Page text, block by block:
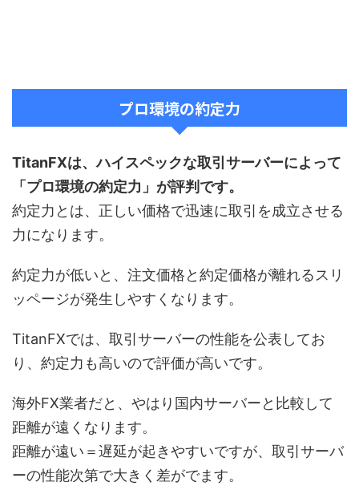
プロ環境の約定力
TitanFXは、ハイスペックな取引サーバーによって
「プロ環境の約定力」が評判です。
約定力とは、正しい価格で迅速に取引を成立させる
力になります。
約定力が低いと、注文価格と約定価格が離れるスリ
ッページが発生しやすくなります。
TitanFXでは、取引サーバーの性能を公表してお
り、約定力も高いので評価が高いです。
海外FX業者だと、やはり国内サーバーと比較して
距離が遠くなります。
距離が遠い＝遅延が起きやすいですが、取引サーバ
ーの性能次第で大きく差がでます。